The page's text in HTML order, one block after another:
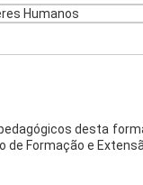
Humanos
desta
de Formação e